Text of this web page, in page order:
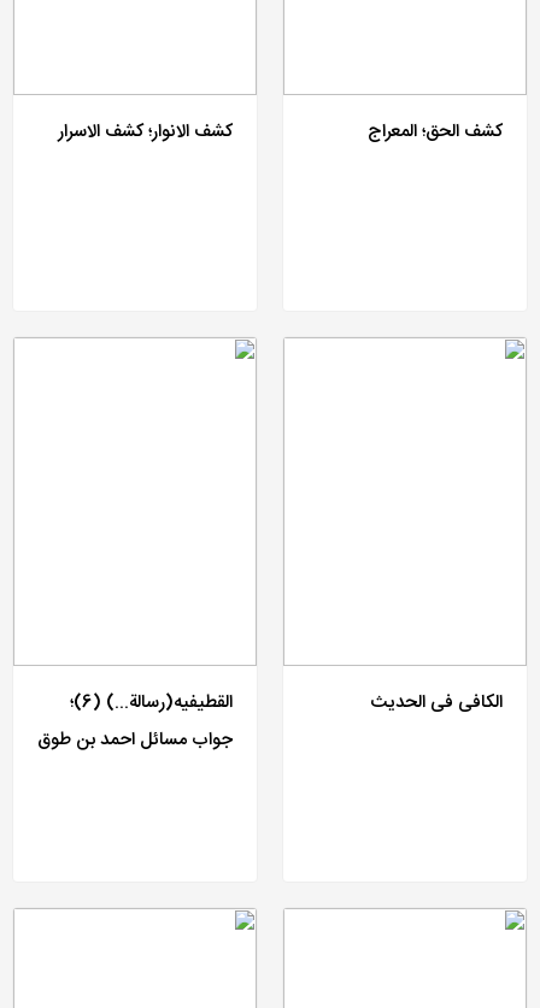
کشف الحق؛ المعراج کشف الانوار؛ کشف الاسرار
الکافی فی الحدیث
القطیفیه(رسالة...) (6)؛
جواب مسائل احمد بن طوق